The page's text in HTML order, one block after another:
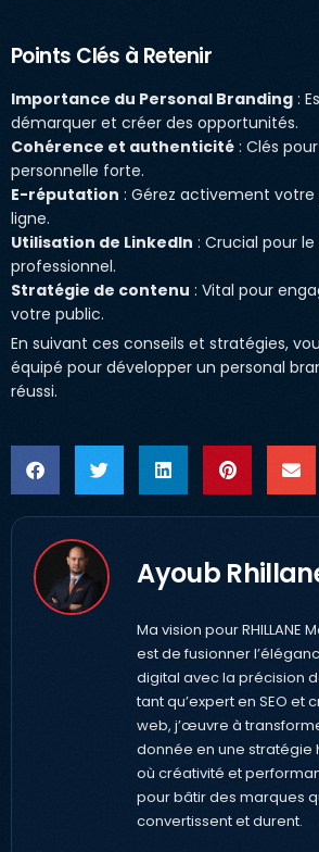
Points Clés à Retenir
Importance du Personal Branding :
démarquer et créer des opportunités.
Cohérence et authenticité : Clés
personnelle forte.
E-réputation : Gérez activement votre
ligne.
Utilisation de LinkedIn : Crucial pour
professionnel.
Stratégie de contenu : Vital pour
votre public.
En suivant ces conseils et stratégies,
équipé pour développer un personal
réussi.
Ayoub
Ma vision pour RHILLANE
est de fusionner
digital avec la précision
tant qu’expert en SEO et
web, j’œuvre à
donnée en une stratégie
où créativité et
pour bâtir des marques
convertissent et durent.